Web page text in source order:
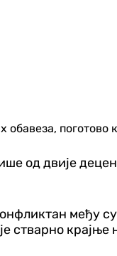
поготово
од двије
међу
стварно